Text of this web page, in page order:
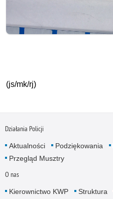
(js/mk/rj)
Działania Policji
Aktualności Podziękowania
Przegląd Musztry
O nas
Kierownictwo KWP Struktura